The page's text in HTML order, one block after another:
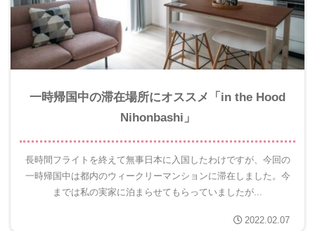
一時帰国中の滞在場所にオススメ「in the Hood
Nihonbashi」
長時間フライトを終えて無事日本に入国したわけですが、今回の
一時帰国中は都内のウィークリーマンションに滞在しました。今
までは私の実家に泊まらせてもらっていましたが...
2022.02.07